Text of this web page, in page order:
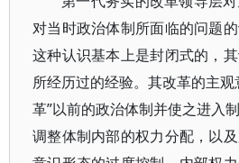
对当时政治体制所面临的问题
这种认识基本上是封闭式的，
所经历过的经验。其改革的主
革”以前的政治体制并使之进入
调整体制内部的权力分配，以